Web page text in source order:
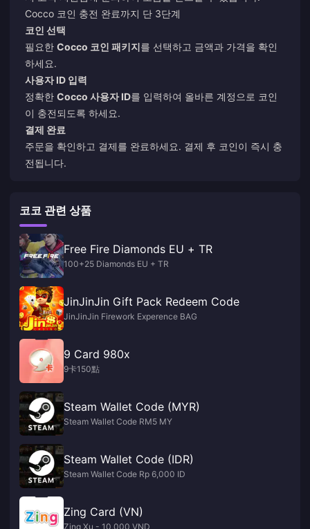
Cocco 코인 충전 완료까지 단 3단계
코인 선택
필요한 Cocco 코인 패키지를 선택하고 금액과 가격을 확인
하세요.
사용자 ID 입력
정확한 Cocco 사용자 ID를 입력하여 올바른 계정으로 코인
이 충전되도록 하세요.
결제 완료
주문을 확인하고 결제를 완료하세요. 결제 후 코인이 즉시 충
전됩니다.
코코 관련 상품
Free Fire Diamonds EU + TR
100+25 Diamonds EU + TR
JinJinJin Gift Pack Redeem Code
JinJinJin Firework Experence BAG
9 Card 980x
9卡150點
Steam Wallet Code (MYR)
Steam Wallet Code RM5 MY
Steam Wallet Code (IDR)
Steam Wallet Code Rp 6,000 ID
Zing Card (VN)
Zing Xu - 10,000 VND